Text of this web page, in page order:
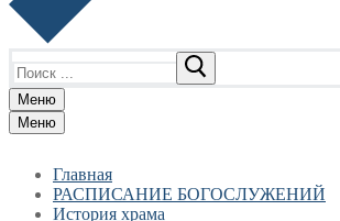
Меню
Меню
Главная
РАСПИСАНИЕ БОГОСЛУЖЕНИЙ
История храма